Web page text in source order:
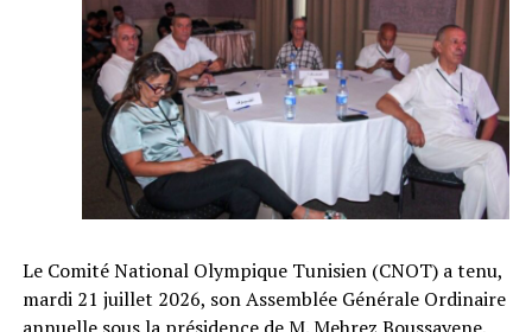
Le Comité National Olympique Tunisien (CNOT) a tenu,
mardi 21 juillet 2026, son Assemblée Générale Ordinaire